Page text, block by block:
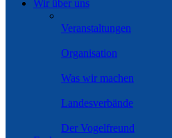
Wir über uns
Veranstaltungen
Organisation
Was wir machen
Landesverbände
Der Vogelfreund